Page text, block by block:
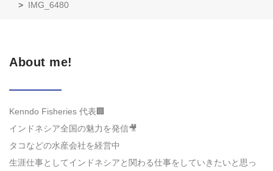
> IMG_6480
About me!
Kenndo Fisheries 代表🏢
インドネシア全国の魅力を発信🎥
タコなどの水産会社を経営中
生涯仕事としてインドネシアと関わる仕事をしていきたいと思っ